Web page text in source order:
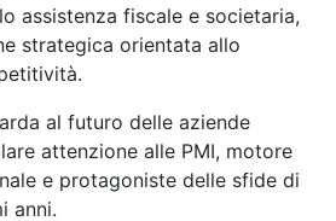
assistenza fiscale e societaria,
strategica orientata allo
al futuro delle aziende
attenzione alle PMI, motore
e protagoniste delle sfide di
anni.